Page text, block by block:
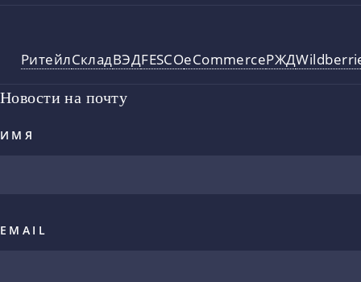
РитейлСкладВЭДFESCOeCommerceРЖД
Новости на почту
ИМЯ
EMAIL